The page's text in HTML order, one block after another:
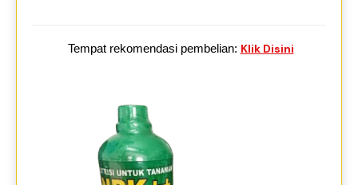
Tempat rekomendasi pembelian: Klik Disini